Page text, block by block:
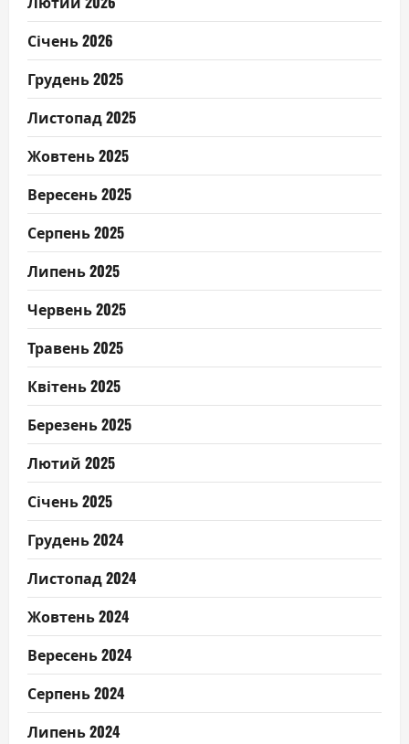
Січень 2026
Грудень 2025
Листопад 2025
Жовтень 2025
Вересень 2025
Серпень 2025
Липень 2025
Червень 2025
Травень 2025
Квітень 2025
Березень 2025
Лютий 2025
Січень 2025
Грудень 2024
Листопад 2024
Жовтень 2024
Вересень 2024
Серпень 2024
Липень 2024